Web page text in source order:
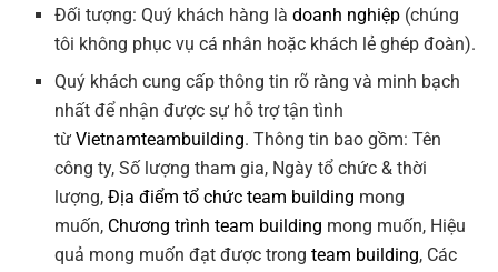
Đối tượng: Quý khách hàng làdoanh nghiệp (chúng
tôi không phục vụ cá nhân hoặc khách lẻ ghép đoàn).
Quý khách cung cấp thông tin rõ ràng và minh bạch
nhất để nhận được sự hỗ trợ tận tình
từVietnamteambuilding. Thông tin bao gồm: Tên
công ty, Số lượng tham gia, Ngày tổ chức & thời
lượng,Địa điểm tổ chức team building mong
muốn, Chương trình team building mong muốn, Hiệu
quả mong muốn đạt được trongteam building, Các